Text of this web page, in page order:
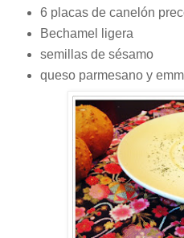
6 placas de canelón
Bechamel ligera
semillas de sésamo
queso parmesano y